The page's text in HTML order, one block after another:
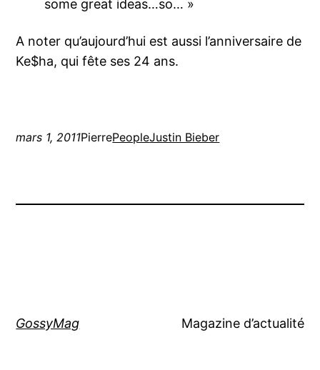
some great ideas…so… »
A noter qu’aujourd’hui est aussi l’anniversaire de
Ke$ha, qui fête ses 24 ans.
mars 1, 2011PierrePeopleJustin Bieber
GossyMag Magazine d’actualité